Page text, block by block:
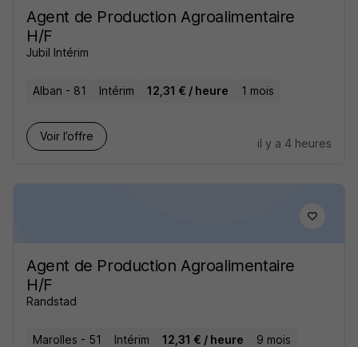
Agent de Production Agroalimentaire
H/F
Jubil Intérim
Alban - 81 Intérim 12,31 € / heure 1 mois
Voir l’offre
il y a 4 heures
Agent de Production Agroalimentaire
H/F
Randstad
Marolles - 51 Intérim 12,31 € / heure 9 mois